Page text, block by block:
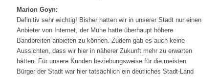
Marion Goyn:
Definitiv sehr wichtig! Bisher hatten wir in unserer Stadt nur einen
Anbieter von Internet, der Mühe hatte überhaupt höhere
Bandbreiten anbieten zu können. Zudem gab es auch keine
Aussichten, dass wir hier in näherer Zukunft mehr zu erwarten
hätten. Für unsere Kunden beziehungsweise für die meisten
Bürger der Stadt war hier tatsächlich ein deutliches Stadt-Land